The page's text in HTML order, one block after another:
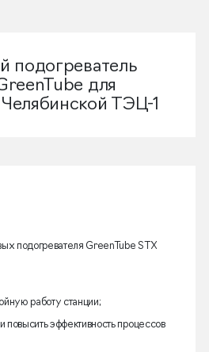
подогреватель
для
ТЭЦ-1
подогревателя GreenTube STX
работу станции;
повысить эффективность процессов